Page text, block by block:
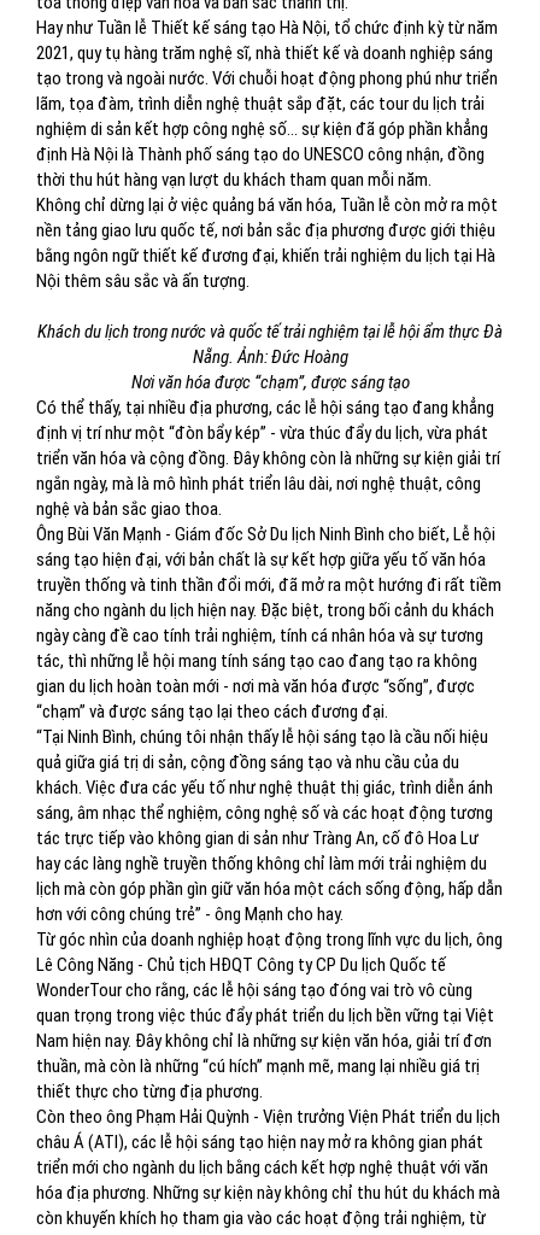
Hay như Tuần lễ Thiết kế sáng tạo Hà Nội, tổ chức định kỳ từ năm
2021, quy tụ hàng trăm nghệ sĩ, nhà thiết kế và doanh nghiệp sáng
tạo trong và ngoài nước. Với chuỗi hoạt động phong phú như triển
lãm, tọa đàm, trình diễn nghệ thuật sắp đặt, các tour du lịch trải
nghiệm di sản kết hợp công nghệ số… sự kiện đã góp phần khẳng
định Hà Nội là Thành phố sáng tạo do UNESCO công nhận, đồng
thời thu hút hàng vạn lượt du khách tham quan mỗi năm.
Không chỉ dừng lại ở việc quảng bá văn hóa, Tuần lễ còn mở ra một
nền tảng giao lưu quốc tế, nơi bản sắc địa phương được giới thiệu
bằng ngôn ngữ thiết kế đương đại, khiến trải nghiệm du lịch tại Hà
Nội thêm sâu sắc và ấn tượng.
Khách du lịch trong nước và quốc tế trải nghiệm tại lễ hội ẩm thực Đà
Nẵng. Ảnh: Đức Hoàng
Nơi văn hóa được “chạm”, được sáng tạo
Có thể thấy, tại nhiều địa phương, các lễ hội sáng tạo đang khẳng
định vị trí như một “đòn bẩy kép” - vừa thúc đẩy du lịch, vừa phát
triển văn hóa và cộng đồng. Đây không còn là những sự kiện giải trí
ngắn ngày, mà là mô hình phát triển lâu dài, nơi nghệ thuật, công
nghệ và bản sắc giao thoa.
Ông Bùi Văn Mạnh - Giám đốc Sở Du lịch Ninh Bình cho biết, Lễ hội
sáng tạo hiện đại, với bản chất là sự kết hợp giữa yếu tố văn hóa
truyền thống và tinh thần đổi mới, đã mở ra một hướng đi rất tiềm
năng cho ngành du lịch hiện nay. Đặc biệt, trong bối cảnh du khách
ngày càng đề cao tính trải nghiệm, tính cá nhân hóa và sự tương
tác, thì những lễ hội mang tính sáng tạo cao đang tạo ra không
gian du lịch hoàn toàn mới - nơi mà văn hóa được “sống”, được
“chạm” và được sáng tạo lại theo cách đương đại.
“Tại Ninh Bình, chúng tôi nhận thấy lễ hội sáng tạo là cầu nối hiệu
quả giữa giá trị di sản, cộng đồng sáng tạo và nhu cầu của du
khách. Việc đưa các yếu tố như nghệ thuật thị giác, trình diễn ánh
sáng, âm nhạc thể nghiệm, công nghệ số và các hoạt động tương
tác trực tiếp vào không gian di sản như Tràng An, cố đô Hoa Lư
hay các làng nghề truyền thống không chỉ làm mới trải nghiệm du
lịch mà còn góp phần gìn giữ văn hóa một cách sống động, hấp dẫn
hơn với công chúng trẻ” - ông Mạnh cho hay.
Từ góc nhìn của doanh nghiệp hoạt động trong lĩnh vực du lịch, ông
Lê Công Năng - Chủ tịch HĐQT Công ty CP Du lịch Quốc tế
WonderTour cho rằng, các lễ hội sáng tạo đóng vai trò vô cùng
quan trọng trong việc thúc đẩy phát triển du lịch bền vững tại Việt
Nam hiện nay. Đây không chỉ là những sự kiện văn hóa, giải trí đơn
thuần, mà còn là những “cú hích” mạnh mẽ, mang lại nhiều giá trị
thiết thực cho từng địa phương.
Còn theo ông Phạm Hải Quỳnh - Viện trưởng Viện Phát triển du lịch
châu Á (ATI), các lễ hội sáng tạo hiện nay mở ra không gian phát
triển mới cho ngành du lịch bằng cách kết hợp nghệ thuật với văn
hóa địa phương. Những sự kiện này không chỉ thu hút du khách mà
còn khuyến khích họ tham gia vào các hoạt động trải nghiệm, từ